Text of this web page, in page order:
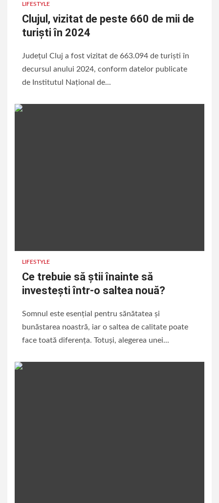
LIFESTYLE
Clujul, vizitat de peste 660 de mii de
turiști în 2024
Județul Cluj a fost vizitat de 663.094 de turiști în
decursul anului 2024, conform datelor publicate
de Institutul Național de...
LIFESTYLE
Ce trebuie să știi înainte să
investești într-o saltea nouă?
Somnul este esențial pentru sănătatea și
bunăstarea noastră, iar o saltea de calitate poate
face toată diferența. Totuși, alegerea unei...